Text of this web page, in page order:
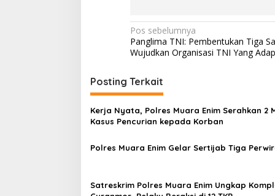
N
a
i
g
a
i
o
Pos sebelumnya
Panglima TNI: Pembentukan Tiga
Wujudkan Organisasi TNI Yang
Posting Terkait
Kerja Nyata, Polres Muara Enim Serahkan 2
Kasus Pencurian kepada Korban
Polres Muara Enim Gelar Sertijab Tiga
Satreskrim Polres Muara Enim Ungkap